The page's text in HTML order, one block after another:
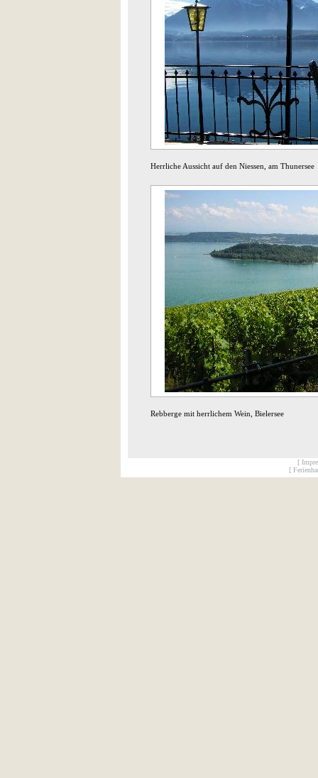
Herrliche Aussicht auf den Niessen, am Thunersee
Rebberge mit herrlichem Wein, Bielersee
[
[